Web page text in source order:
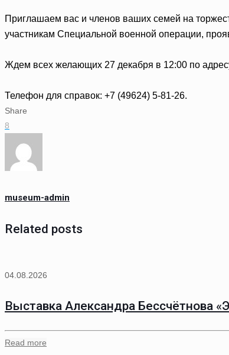
Приглашаем вас и членов ваших семей на
участникам Специальной военной операции,
Ждем всех желающих 27 декабря в 12:00 по
Телефон для справок: +7 (49624) 5-81-26.
Share
8
museum-admin
Related posts
04.08.2026
Выставка Александра Бессчётнова
Read more